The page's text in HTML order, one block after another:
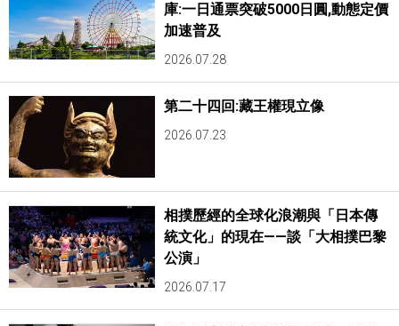
庫:一日通票突破5000日圓,動態定價
加速普及
2026.07.28
第二十四回:藏王權現立像
2026.07.23
相撲歷經的全球化浪潮與「日本傳
統文化」的現在——談「大相撲巴黎
公演」
2026.07.17